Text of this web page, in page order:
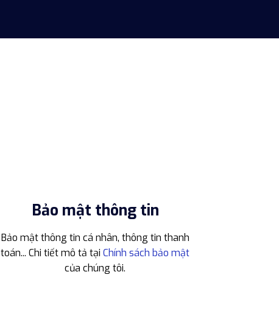
Bảo mật thông tin
Bảo mật thông tin cá nhân, thông tin thanh
toán... Chi tiết mô tả tại Chính sách bảo mật
của chúng tôi.